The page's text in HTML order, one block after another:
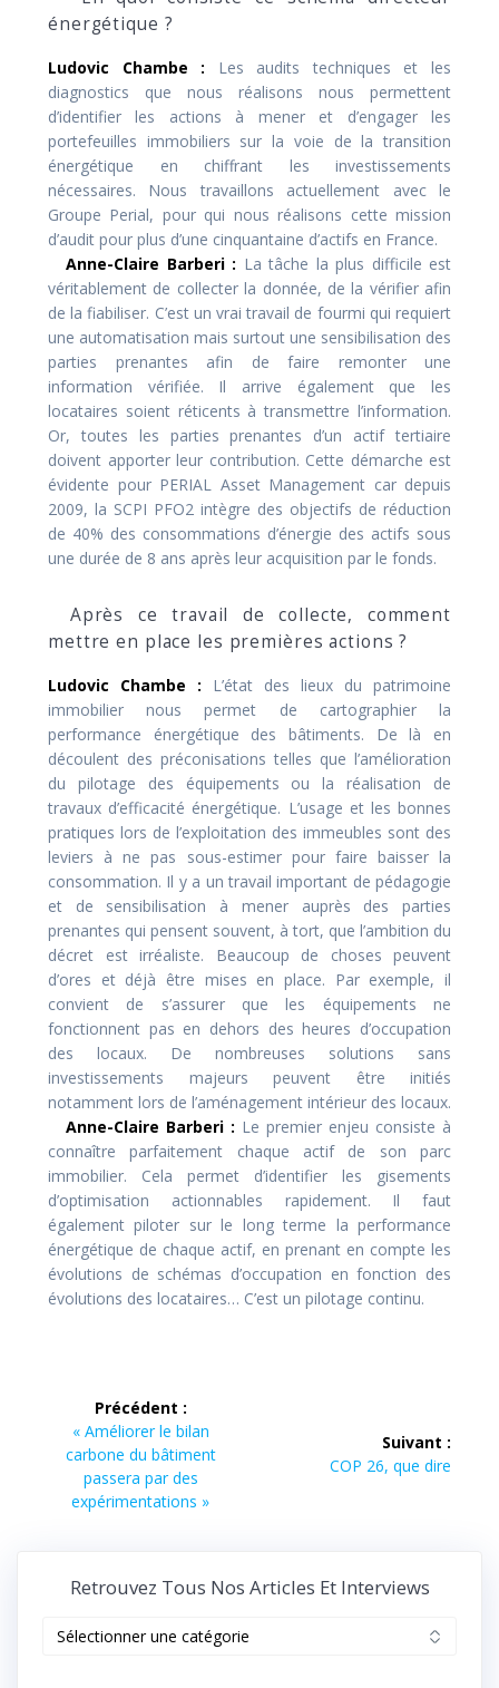
énergétique ?
Ludovic Chambe : Les audits techniques et les
diagnostics que nous réalisons nous permettent
d’identifier les actions à mener et d’engager les
portefeuilles immobiliers sur la voie de la transition
énergétique en chiffrant les investissements
nécessaires. Nous travaillons actuellement avec le
Groupe Perial, pour qui nous réalisons cette mission
d’audit pour plus d’une cinquantaine d’actifs en France.
Anne-Claire Barberi : La tâche la plus difficile est
véritablement de collecter la donnée, de la vérifier afin
de la fiabiliser. C’est un vrai travail de fourmi qui requiert
une automatisation mais surtout une sensibilisation des
parties prenantes afin de faire remonter une
information vérifiée. Il arrive également que les
locataires soient réticents à transmettre l’information.
Or, toutes les parties prenantes d’un actif tertiaire
doivent apporter leur contribution. Cette démarche est
évidente pour PERIAL Asset Management car depuis
2009, la SCPI PFO2 intègre des objectifs de réduction
de 40% des consommations d’énergie des actifs sous
une durée de 8 ans après leur acquisition par le fonds.
Après ce travail de collecte, comment
mettre en place les premières actions ?
Ludovic Chambe : L’état des lieux du patrimoine
immobilier nous permet de cartographier la
performance énergétique des bâtiments. De là en
découlent des préconisations telles que l’amélioration
du pilotage des équipements ou la réalisation de
travaux d’efficacité énergétique. L’usage et les bonnes
pratiques lors de l’exploitation des immeubles sont des
leviers à ne pas sous-estimer pour faire baisser la
consommation. Il y a un travail important de pédagogie
et de sensibilisation à mener auprès des parties
prenantes qui pensent souvent, à tort, que l’ambition du
décret est irréaliste. Beaucoup de choses peuvent
d’ores et déjà être mises en place. Par exemple, il
convient de s’assurer que les équipements ne
fonctionnent pas en dehors des heures d’occupation
des locaux. De nombreuses solutions sans
investissements majeurs peuvent être initiés
notamment lors de l’aménagement intérieur des locaux.
Anne-Claire Barberi : Le premier enjeu consiste à
connaître parfaitement chaque actif de son parc
immobilier. Cela permet d’identifier les gisements
d’optimisation actionnables rapidement. Il faut
également piloter sur le long terme la performance
énergétique de chaque actif, en prenant en compte les
évolutions de schémas d’occupation en fonction des
évolutions des locataires… C’est un pilotage continu.
Navigation
l’article
Précédent :
Article
précédent :
« Améliorer le bilan
carbone du bâtiment
passera par des
expérimentations »
Suivant :
Article
COP 26, que dire
Retrouvez Tous Nos Articles Et Interviews